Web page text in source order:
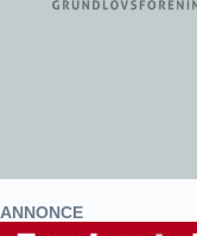
ANNONCE